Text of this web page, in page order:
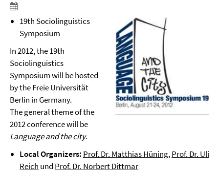
19th Sociolinguistics
Symposium
In 2012, the 19th
Sociolinguistics
Symposium will be hosted
by the Freie Universität
Berlin in Germany.
The general theme of the
2012 conference will be
Language and the city.
Local Organizers: Prof. Dr. Matthias Hüning,Prof. Dr. Uli
Reich und Prof. Dr. Norbert Dittmar